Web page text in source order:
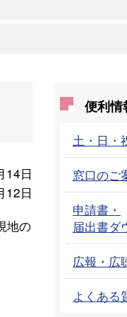
14日
12日
地の
便利情
土・日・
窓口のご
申請書・
届出書ダ
広報・広
よくある